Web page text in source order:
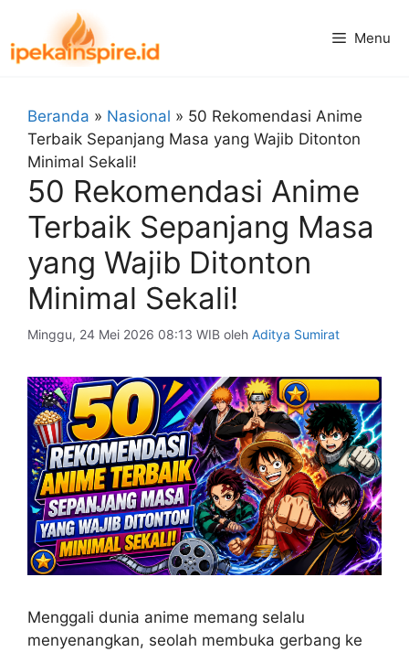
isi
Menu
Beranda » Nasional » 50 Rekomendasi Anime
Terbaik Sepanjang Masa yang Wajib Ditonton
Minimal Sekali!
50 Rekomendasi Anime
Terbaik Sepanjang Masa
yang Wajib Ditonton
Minimal Sekali!
Minggu, 24 Mei 2026 08:13 WIB oleh Aditya Sumirat
Menggali dunia anime memang selalu
menyenangkan, seolah membuka gerbang ke